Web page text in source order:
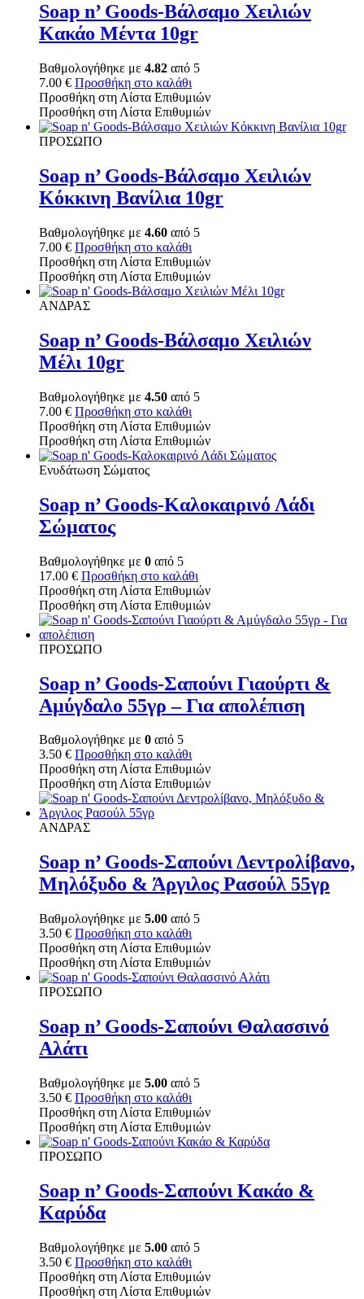
Soap n’ Goods-Βάλσαμο Χειλιών
Κακάο Μέντα 10gr
Βαθμολογήθηκε με 4.82 από 5
7.00 € Προσθήκη στο καλάθι
Προσθήκη στη Λίστα Επιθυμιών
Προσθήκη στη Λίστα Επιθυμιών
ΠΡΟΣΩΠΟ
Soap n’ Goods-Βάλσαμο Χειλιών
Κόκκινη Βανίλια 10gr
Βαθμολογήθηκε με 4.60 από 5
7.00 € Προσθήκη στο καλάθι
Προσθήκη στη Λίστα Επιθυμιών
Προσθήκη στη Λίστα Επιθυμιών
ΑΝΔΡΑΣ
Soap n’ Goods-Βάλσαμο Χειλιών
Μέλι 10gr
Βαθμολογήθηκε με 4.50 από 5
7.00 € Προσθήκη στο καλάθι
Προσθήκη στη Λίστα Επιθυμιών
Προσθήκη στη Λίστα Επιθυμιών
Ενυδάτωση Σώματος
Soap n’ Goods-Καλοκαιρινό Λάδι
Σώματος
Βαθμολογήθηκε με 0 από 5
17.00 € Προσθήκη στο καλάθι
Προσθήκη στη Λίστα Επιθυμιών
Προσθήκη στη Λίστα Επιθυμιών
ΠΡΟΣΩΠΟ
Soap n’ Goods-Σαπούνι Γιαούρτι &
Αμύγδαλο 55γρ – Για απολέπιση
Βαθμολογήθηκε με 0 από 5
3.50 € Προσθήκη στο καλάθι
Προσθήκη στη Λίστα Επιθυμιών
Προσθήκη στη Λίστα Επιθυμιών
ΑΝΔΡΑΣ
Soap n’ Goods-Σαπούνι Δεντρολίβανο,
Μηλόξυδο & Άργιλος Ρασούλ 55γρ
Βαθμολογήθηκε με 5.00 από 5
3.50 € Προσθήκη στο καλάθι
Προσθήκη στη Λίστα Επιθυμιών
Προσθήκη στη Λίστα Επιθυμιών
ΠΡΟΣΩΠΟ
Soap n’ Goods-Σαπούνι Θαλασσινό
Αλάτι
Βαθμολογήθηκε με 5.00 από 5
3.50 € Προσθήκη στο καλάθι
Προσθήκη στη Λίστα Επιθυμιών
Προσθήκη στη Λίστα Επιθυμιών
ΠΡΟΣΩΠΟ
Soap n’ Goods-Σαπούνι Κακάο &
Καρύδα
Βαθμολογήθηκε με 5.00 από 5
3.50 € Προσθήκη στο καλάθι
Προσθήκη στη Λίστα Επιθυμιών
Προσθήκη στη Λίστα Επιθυμιών